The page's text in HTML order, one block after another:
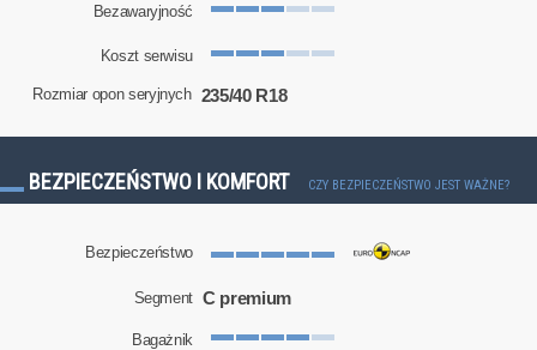
Bezawaryjność
Koszt serwisu
Rozmiar opon seryjnych 235/40 R18
BEZPIECZEŃSTWO I KOMFORT CZY BEZPIECZEŃSTWO JEST WAŻNE?
Bezpieczeństwo
Segment C premium
Bagażnik